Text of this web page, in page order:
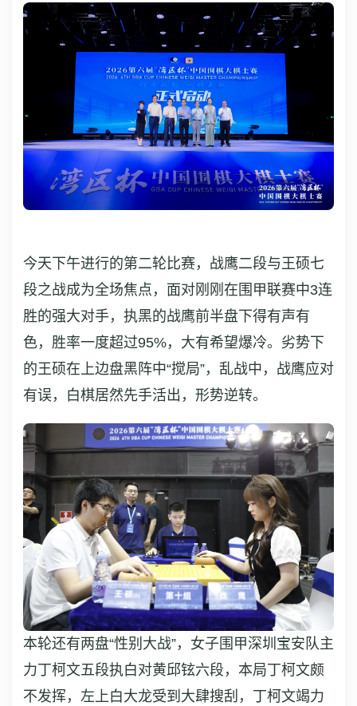
今天下午进行的第二轮比赛，战鹰二段与王硕七
段之战成为全场焦点，面对刚刚在围甲联赛中3连
胜的强大对手，执黑的战鹰前半盘下得有声有
色，胜率一度超过95%，大有希望爆冷。劣势下
的王硕在上边盘黑阵中“搅局”，乱战中，战鹰应对
有误，白棋居然先手活出，形势逆转。
本轮还有两盘“性别大战”，女子围甲深圳宝安队主
力丁柯文五段执白对黄邱铉六段，本局丁柯文颇
不发挥，左上白大龙受到大肆搜刮，丁柯文竭力